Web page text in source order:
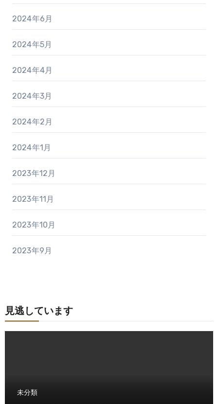
2024年6月
2024年5月
2024年4月
2024年3月
2024年2月
2024年1月
2023年12月
2023年11月
2023年10月
2023年9月
見逃しています
未分類